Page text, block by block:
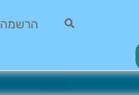
הרשמה